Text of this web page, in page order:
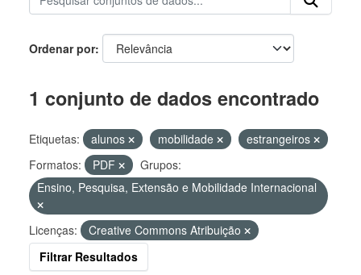
Ordenar por
1 conjunto de dados encontrado
Etiquetas: alunos mobilidade
estrangeiros
Formatos:
PDF
Grupos:
Ensino, Pesquisa, Extensão e Mobilidade Internacional
Licenças:
Creative Commons Atribuição
Filtrar Resultados